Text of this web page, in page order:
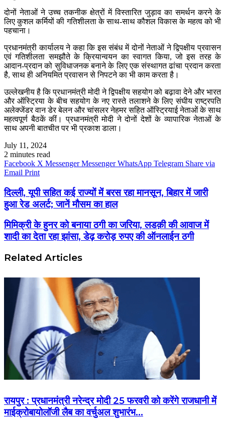
दोनों नेताओं ने उच्च तकनीक क्षेत्रों में विस्तारित जुड़ाव का समर्थन करने के
लिए कुशल कर्मियों की गतिशीलता के साथ-साथ कौशल विकास के महत्व को भी
पहचाना।
प्रधानमंत्री कार्यालय ने कहा कि इस संबंध में दोनों नेताओं ने द्विपक्षीय प्रवासन
एवं गतिशीलता समझौते के क्रियान्वयन का स्वागत किया, जो इस तरह के
आदान-प्रदान को सुविधाजनक बनाने के लिए एक संस्थागत ढांचा प्रदान करता
है, साथ ही अनियमित प्रवासन से निपटने का भी काम करता है।
उल्लेखनीय है कि प्रधानमंत्री मोदी ने द्विपक्षीय सहयोग को बढ़ावा देने और भारत
और ऑस्ट्रिया के बीच सहयोग के नए रास्ते तलाशने के लिए संघीय राष्ट्रपति
अलेक्जेंडर वान डेर बेलन और चांसलर नेहमर सहित ऑस्ट्रियाई नेताओं के साथ
महत्वपूर्ण बैठकें कीं। प्रधानमंत्री मोदी ने दोनों देशों के व्यापारिक नेताओं के
साथ अपनी बातचीत पर भी प्रकाश डाला।
July 11, 2024
2 minutes read
Facebook X Messenger Messenger WhatsApp Telegram Share via
Email Print
दिल्ली, यूपी सहित कई राज्यों में बरस रहा मानसून, बिहार में जारी
हुआ रेड अलर्ट; जानें मौसम का हाल
मिमिक्री के हुनर को बनाया ठगी का जरिया, लडक़ी की आवाज में
शादी का देता रहा झांसा, डेढ़ करोड़ रुपए की ऑनलाईन ठगी
Related Articles
रायपुर : प्रधानमंत्री नरेन्द्र मोदी 25 फरवरी को करेंगे राजधानी में
माईक्रोबायोलॉजी लैब का वर्चुअल शुभारंभ…